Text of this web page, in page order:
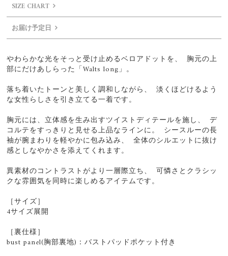
SIZE CHART
お届け予定日
やわらかな光をそっと受け止めるベロアドットを、 胸元の上
部にだけあしらった「Walts long」。
落ち着いたトーンと美しく調和しながら、 淡くほどけるよう
な女性らしさを引き立てる一着です。
胸元には、立体感を生み出すツイストディテールを施し、 デ
コルテをすっきりと見せる上品なラインに。 シースルーの長
袖が腕まわりを軽やかに包み込み、 全体のシルエットに抜け
感としなやかさを添えてくれます。
異素材のコントラストがより一層際立ち、 可憐さとクラシッ
クな雰囲気を同時に楽しめるアイテムです。
［サイズ］
4サイズ展開
［裏仕様］
bust panel(胸部裏地)：バストパッドポケット付き